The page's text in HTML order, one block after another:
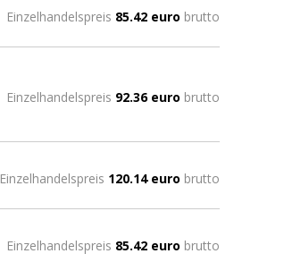
Einzelhandelspreis 85.42 euro brutto
Einzelhandelspreis 92.36 euro brutto
Einzelhandelspreis 120.14 euro brutto
Einzelhandelspreis 85.42 euro brutto